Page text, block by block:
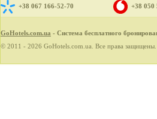
+38 067 166-52-70 +38 050
GoHotels.com.ua - Система бесплатного
© 2011 - 2026 GoHotels.com.ua. Все права защищены.